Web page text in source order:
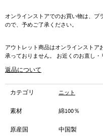
オンラインストアでのお買い物は、
ので、予めご了承ください。
アウトレット商品はオンラインスト
承っておりません。 お近くのお直し・
返品について
カテゴリ ニット
素材
綿100％
原産国
中国製